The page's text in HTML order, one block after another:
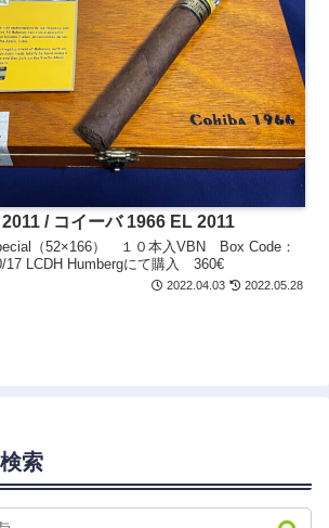
/ コイーバ 1966 EL 2011
（52×166） １０本入VBN Box Code：
17 LCDH Humbergにて購入 360€
2022.04.03 2022.05.28
索